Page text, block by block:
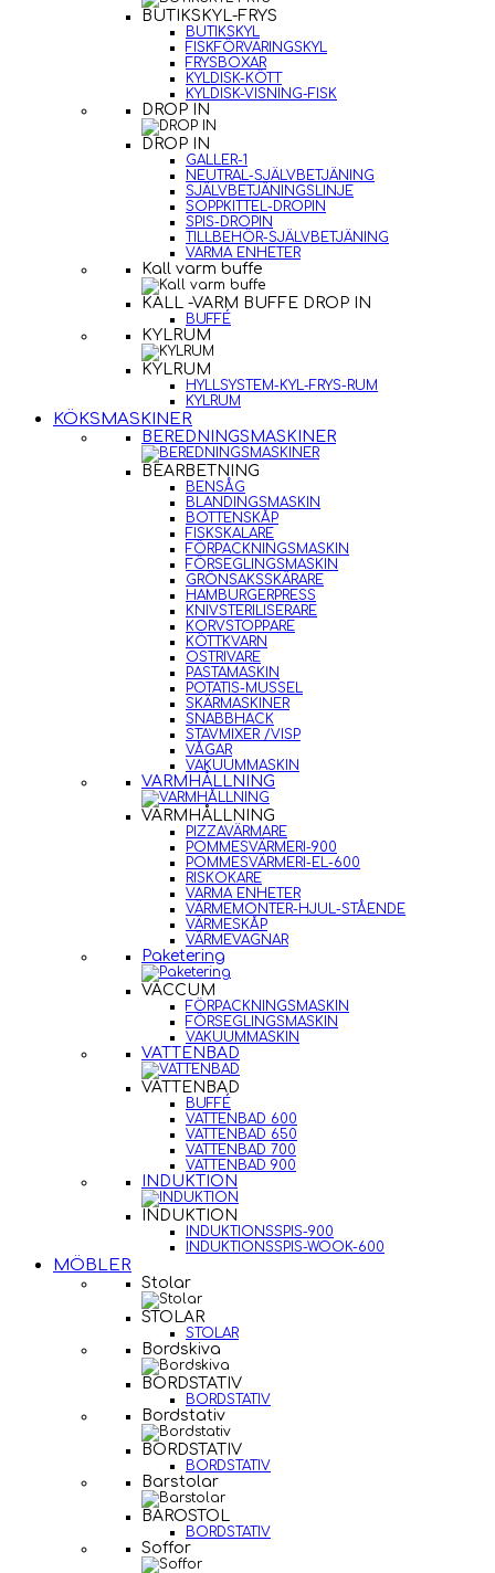
BUTIKSKYL-FRYS
BUTIKSKYL
FISKFÖRVARINGSKYL
FRYSBOXAR
KYLDISK-KÖTT
KYLDISK-VISNING-FISK
DROP IN
DROP IN
GALLER-1
NEUTRAL-SJÄLVBETJÄNING
SJÄLVBETJÄNINGSLINJE
SOPPKITTEL-DROPIN
SPIS-DROPIN
TILLBEHÖR-SJÄLVBETJÄNING
VARMA ENHETER
Kall varm buffe
KALL -VARM BUFFE DROP IN
BUFFÉ
KYLRUM
KYLRUM
HYLLSYSTEM-KYL-FRYS-RUM
KYLRUM
KÖKSMASKINER
BEREDNINGSMASKINER
BEARBETNING
BENSÅG
BLANDINGSMASKIN
BOTTENSKÅP
FISKSKALARE
FÖRPACKNINGSMASKIN
FÖRSEGLINGSMASKIN
GRÖNSAKSSKÄRARE
HAMBURGERPRESS
KNIVSTERILISERARE
KORVSTOPPARE
KÖTTKVARN
OSTRIVARE
PASTAMASKIN
POTATIS-MUSSEL
SKÄRMASKINER
SNABBHACK
STAVMIXER /VISP
VÅGAR
VAKUUMMASKIN
VARMHÅLLNING
VARMHÅLLNING
PIZZAVÄRMARE
POMMESVÄRMERI-900
POMMESVÄRMERI-EL-600
RISKOKARE
VARMA ENHETER
VÄRMEMONTER-HJUL-STÅENDE
VÄRMESKÅP
VÄRMEVAGNAR
Paketering
VACCUM
FÖRPACKNINGSMASKIN
FÖRSEGLINGSMASKIN
VAKUUMMASKIN
VATTENBAD
VATTENBAD
BUFFÉ
VATTENBAD 600
VATTENBAD 650
VATTENBAD 700
VATTENBAD 900
INDUKTION
INDUKTION
INDUKTIONSSPIS-900
INDUKTIONSSPIS-WOOK-600
MÖBLER
Stolar
STOLAR
STOLAR
Bordskiva
BORDSTATIV
BORDSTATIV
Bordstativ
BORDSTATIV
BORDSTATIV
Barstolar
BAROSTOL
BORDSTATIV
Soffor